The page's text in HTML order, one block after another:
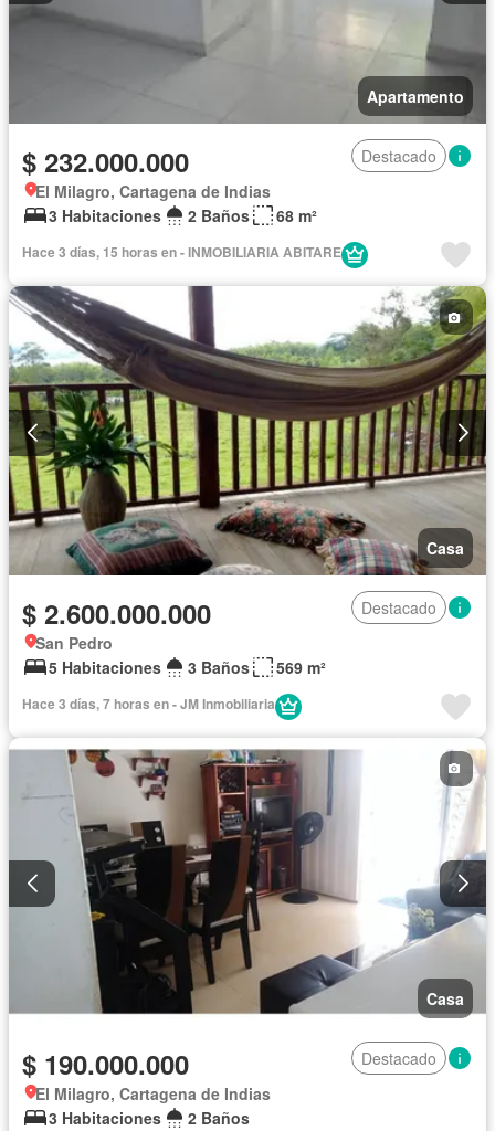
Apartamento
$ 232.000.000
Destacado
El Milagro, Cartagena de Indias
3 Habitaciones
2 Baños 68 m²
Hace 3 días, 15 horas en - INMOBILIARIA ABITARE
Casa
$ 2.600.000.000
Destacado
San Pedro
5 Habitaciones
3 Baños 569 m²
Hace 3 días, 7 horas en - JM Inmobiliaria
Casa
$ 190.000.000
Destacado
El Milagro, Cartagena de Indias
3 Habitaciones
2 Baños